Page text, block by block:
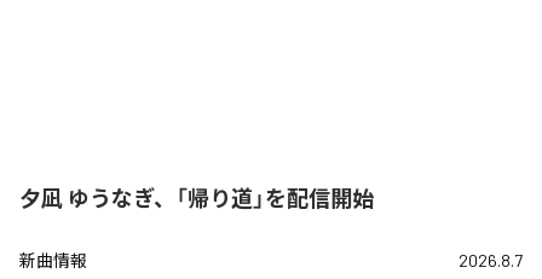
夕凪 ゆうなぎ、「帰り道」を配信開始
新曲情報 2026.8.7